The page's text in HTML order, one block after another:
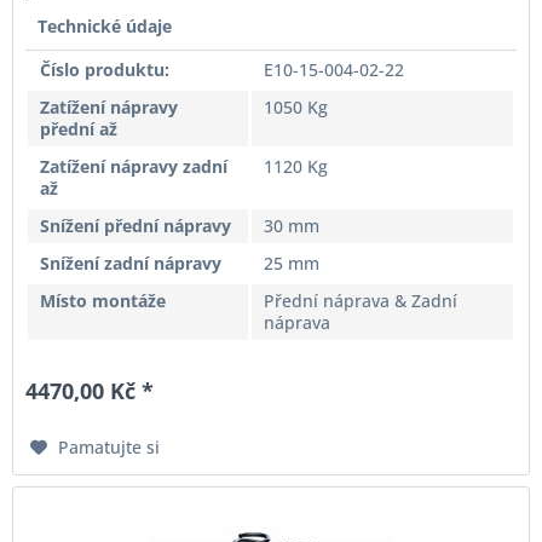
Technické údaje
Číslo produktu:
E10-15-004-02-22
Zatížení nápravy
přední až
1050 Kg
Zatížení nápravy zadní
až
1120 Kg
Snížení přední nápravy
30 mm
Snížení zadní nápravy
25 mm
Místo montáže
Přední náprava & Zadní
náprava
4470,00 Kč *
Pamatujte si